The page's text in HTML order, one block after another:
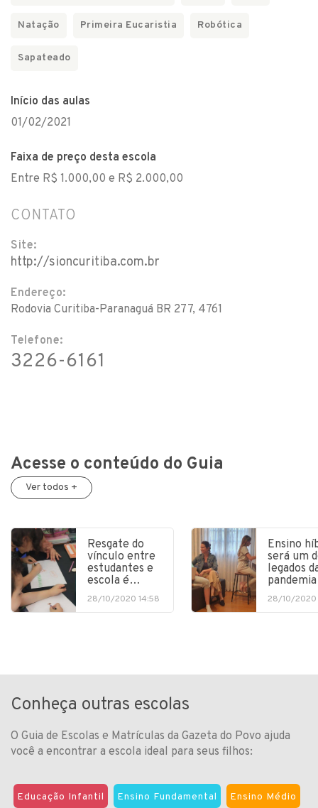
Natação Primeira Eucaristia Robótica
Sapateado
Início das aulas
01/02/2021
Faixa de preço desta escola
Entre R$ 1.000,00 e R$ 2.000,00
CONTATO
Site:
http://sioncuritiba.com.br
Endereço:
Rodovia Curitiba-Paranaguá BR 277, 4761
Telefone:
3226-6161
Acesse o conteúdo do Guia
Ver todos +
Resgate do
vínculo entre
estudantes e
escola é…
28/10/2020 14:58
Ensino
será um
legados
pandemia
28/10/2020
Conheça outras escolas
O Guia de Escolas e Matrículas da Gazeta do Povo ajuda
você a encontrar a escola ideal para seus filhos:
Educação Infantil Ensino Fundamental Ensino Médio